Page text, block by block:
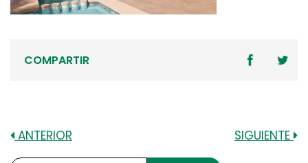
COMPARTIR
ANTERIOR SIGUIENTE